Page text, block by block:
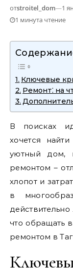
отstroitel_dom—1
1 минута чтение
Ключевые
Ремонт⁚ на
В поисках
хочется
уютный дом,
ремонтом –
хлопот и
в
что обращать
ремонтом в